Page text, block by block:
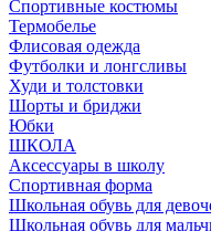
Спортивные костюмы
Термобелье
Флисовая одежда
Футболки и лонгсливы
Худи и толстовки
Шорты и бриджи
Юбки
ШКОЛА
Аксессуары в школу
Спортивная форма
Школьная обувь для
Школьная обувь для